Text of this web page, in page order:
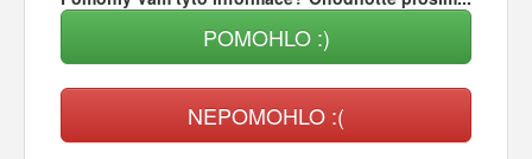
POMOHLO :)
NEPOMOHLO :(